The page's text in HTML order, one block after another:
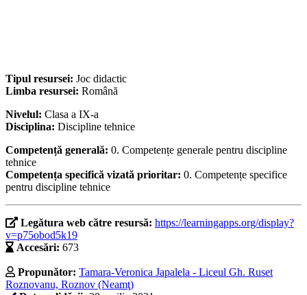
Tipul resursei: Joc didactic
Limba resursei: Română
Nivelul: Clasa a IX-a
Disciplina: Discipline tehnice
Competență generală: 0. Competențe generale pentru discipline
tehnice
Competența specifică vizată prioritar: 0. Competențe specifice
pentru discipline tehnice
Legătura web către resursă: https://learningapps.org/display?
v=p75obod5k19
Accesări: 673
Propunător: Tamara-Veronica Japalela - Liceul Gh. Ruset
Roznovanu, Roznov (Neamţ)